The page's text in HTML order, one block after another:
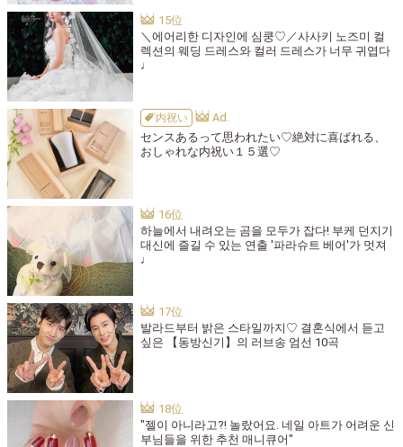
＼에어리한 디자인에 심쿵♡／사사키 노즈미 컬
렉션의 웨딩 드레스와 컬러 드레스가 너무 귀엽다
♩
内祝い
センスあるって思われたい♡絶対に喜ばれる、
おしゃれな内祝い１５選♡
하늘에서 내려오는 곰을 모두가 잡다! 부케 던지기
대신에 즐길 수 있는 연출 '파라슈트 베어'가 멋져
♩
발라드부터 밝은 스타일까지♡ 결혼식에서 듣고
싶은 【동방신기】의 러브송 엄선 10곡
"젤이 아니라고?! 놀랐어요. 네일 아트가 어려운 신
부님들을 위한 추천 매니큐어"